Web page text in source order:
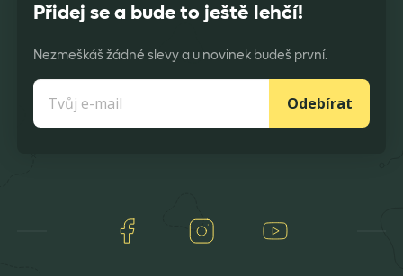
Přidej se a bude to ještě lehčí!
Nezmeškáš žádné slevy a u novinek budeš první.
Odebírat
Facebook Instagram